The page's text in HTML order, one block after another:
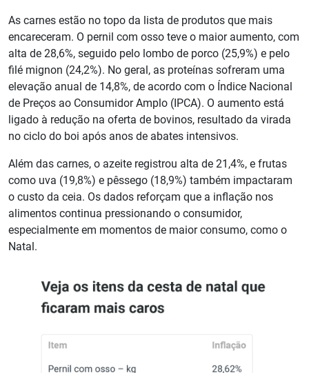
As carnes estão no topo da lista de produtos que mais
encareceram. O pernil com osso teve o maior aumento, com
alta de 28,6%, seguido pelo lombo de porco (25,9%) e pelo
filé mignon (24,2%). No geral, as proteínas sofreram uma
elevação anual de 14,8%, de acordo com o Índice Nacional
de Preços ao Consumidor Amplo (IPCA). O aumento está
ligado à redução na oferta de bovinos, resultado da virada
no ciclo do boi após anos de abates intensivos.
Além das carnes, o azeite registrou alta de 21,4%, e frutas
como uva (19,8%) e pêssego (18,9%) também impactaram
o custo da ceia. Os dados reforçam que a inflação nos
alimentos continua pressionando o consumidor,
especialmente em momentos de maior consumo, como o
Natal.